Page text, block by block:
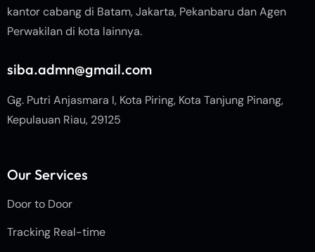
kantor cabang di Batam, Jakarta, Pekanbaru dan Agen
Perwakilan di kota lainnya.
siba.admn@gmail.com
Gg. Putri Anjasmara I, Kota Piring, Kota Tanjung Pinang,
Kepulauan Riau, 29125
Our Services
Door to Door
Tracking Real-time